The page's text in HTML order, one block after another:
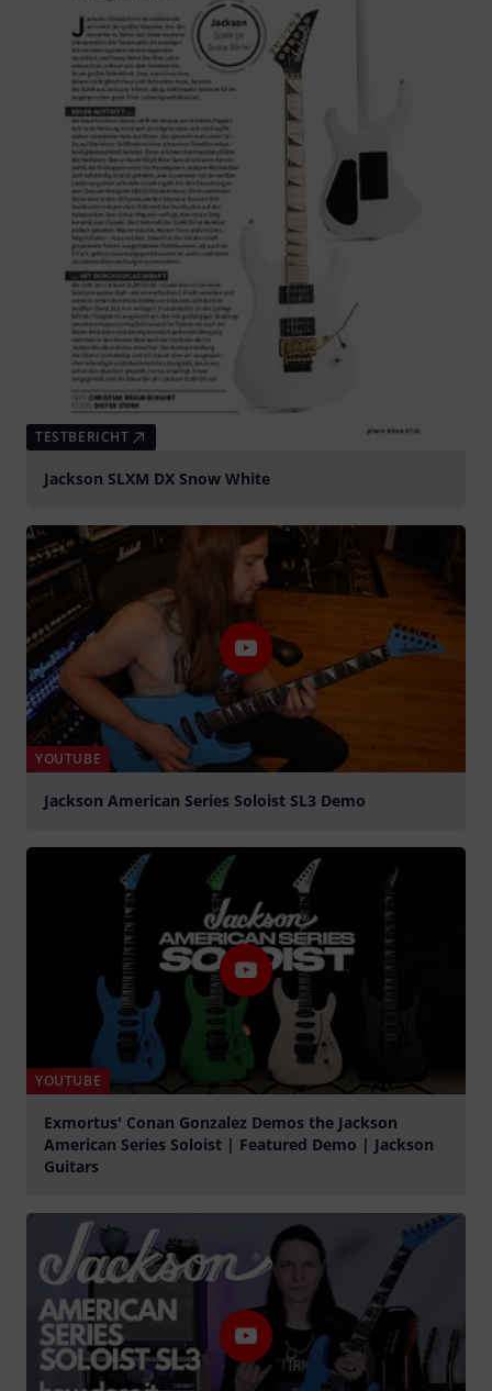
TESTBERICHT
Jackson SLXM DX Snow White
YOUTUBE
Jackson American Series Soloist SL3 Demo
YOUTUBE
Exmortus' Conan Gonzalez Demos the Jackson
American Series Soloist | Featured Demo | Jackson
Guitars